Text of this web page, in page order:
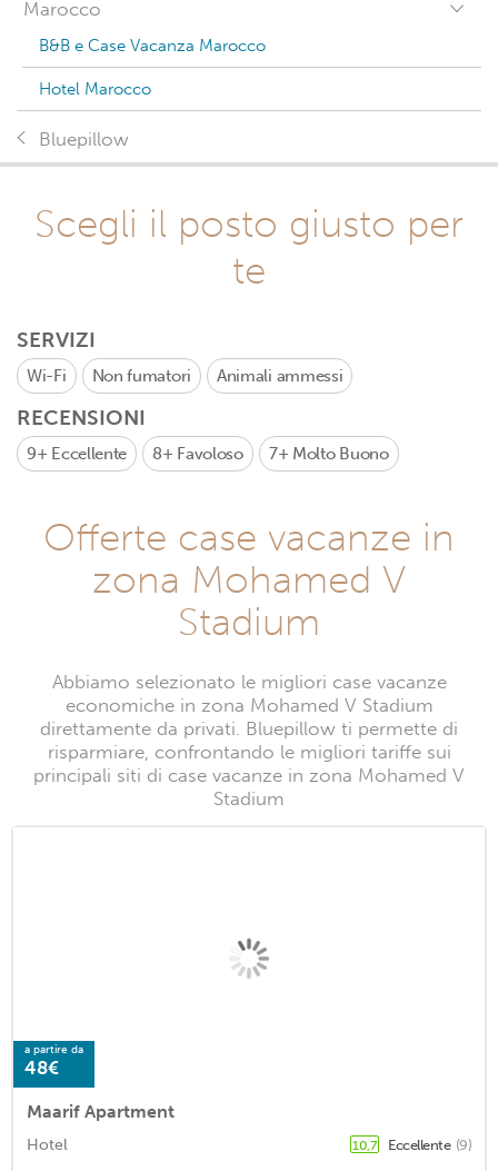
Marocco
B&B e Case Vacanza Marocco
Hotel Marocco
Bluepillow
Scegli il posto giusto per
te
SERVIZI
Wi-Fi Non fumatori Animali ammessi
RECENSIONI
9+ Eccellente 8+ Favoloso 7+ Molto Buono
Offerte case vacanze in
zona Mohamed V
Stadium
Abbiamo selezionato le migliori case vacanze
economiche in zona Mohamed V Stadium
direttamente da privati. Bluepillow ti permette di
risparmiare, confrontando le migliori tariffe sui
principali siti di case vacanze in zona Mohamed V
Stadium
a partire da
48€
Maarif Apartment
Hotel 10,7 Eccellente (9)